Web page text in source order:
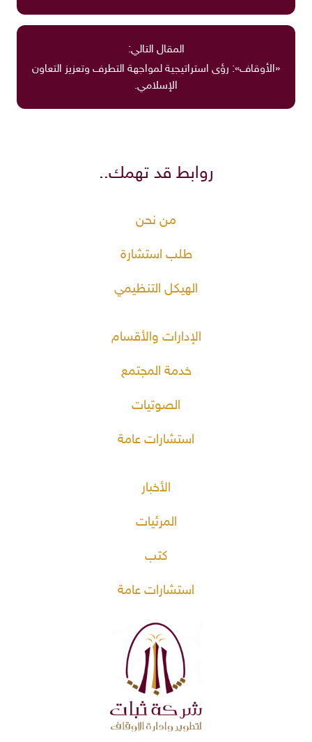
المقال التالي:
«الأوقاف»: رؤى استراتيجية لمواجهة التطرف وتعزيز التعاون
الإسلامي.
روابط قد تهمك..
من نحن
طلب استشارة
الهيكل التنظيمي
الإدارات والأقسام
خدمة المجتمع
الصوتيات
استشارات عامة
الأخبار
المرئيات
كتب
استشارات عامة